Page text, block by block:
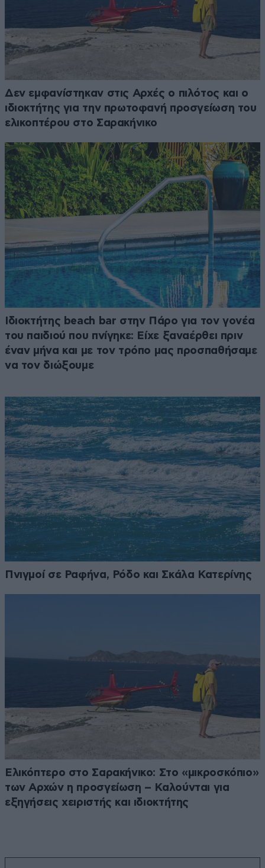
Δεν εμφανίστηκαν στις Αρχές o πιλότος και o
ιδιοκτήτης για την πρωτοφανή προσγείωση του
ελικοπτέρου στο Σαρακήνικο
Ιδιοκτήτης beach bar στην Πάρο για τον γονέα
του παιδιού που πνίγηκε: Είχε ξαναέρθει πριν
έναν μήνα και με τον τρόπο μας προσπαθήσαμε
να τον διώξουμε
Πνιγμοί σε Ραφήνα, Ρόδο και Σκάλα Κατερίνης
Ελικόπτερο στο Σαρακήνικο: Στο «μικροσκόπιο»
των Αρχών η προσγείωση – Καλούνται για
εξηγήσεις χειριστής και ιδιοκτήτης